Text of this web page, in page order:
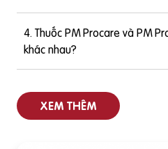
4. Thuốc PM Procare và PM
khác nhau?
XEM THÊM